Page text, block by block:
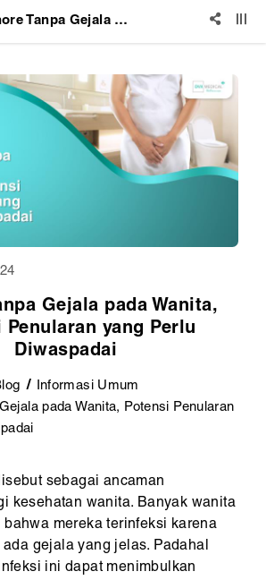
Gonore Tanpa Gejala pada Wanita, Potensi Penularan yang Perlu Diwaspadai
Gejala pada Wanita,
Penularan yang Perlu
Diwaspadai
Informasi Umum
pada Wanita, Potensi Penularan
sebagai ancaman
kesehatan wanita. Banyak wanita
mereka terinfeksi karena
gejala yang jelas. Padahal
ini dapat menimbulkan